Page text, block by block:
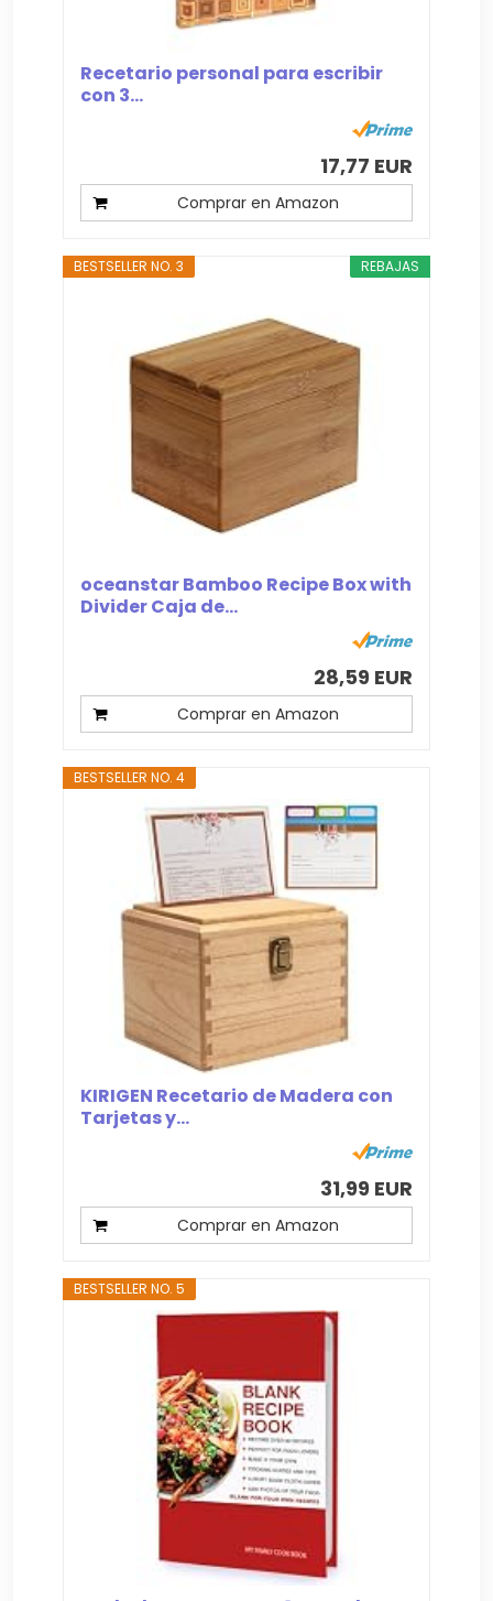
Recetario personal para escribir
con 3...
17,77 EUR
Comprar en Amazon
REBAJAS
BESTSELLER NO. 3
oceanstar Bamboo Recipe Box with
Divider Caja de...
28,59 EUR
Comprar en Amazon
BESTSELLER NO. 4
KIRIGEN Recetario de Madera con
Tarjetas y...
31,99 EUR
Comprar en Amazon
BESTSELLER NO. 5